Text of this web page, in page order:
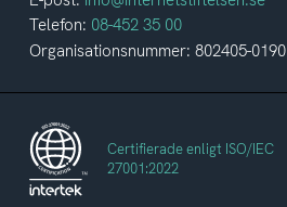
Telefon: 08-452 35 00
Organisationsnummer: 802405-0190
Certifierade enligt ISO/IEC
27001:2022